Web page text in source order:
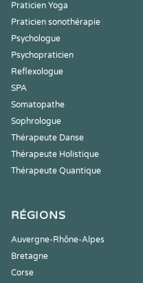
Praticien Yoga
Praticien sonothérapie
Psychologue
Psychopraticien
Reflexologue
SPA
Somatopathe
Sophrologue
Thérapeute Danse
Thérapeute Holistique
Thérapeute Quantique
RÉGIONS
Auvergne-Rhône-Alpes
Bretagne
Corse